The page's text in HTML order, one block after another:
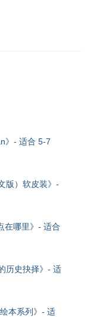
》- 适合 5-7
版）软皮装》-
在哪里》- 适合
历史抉择》- 适
本系列》- 适